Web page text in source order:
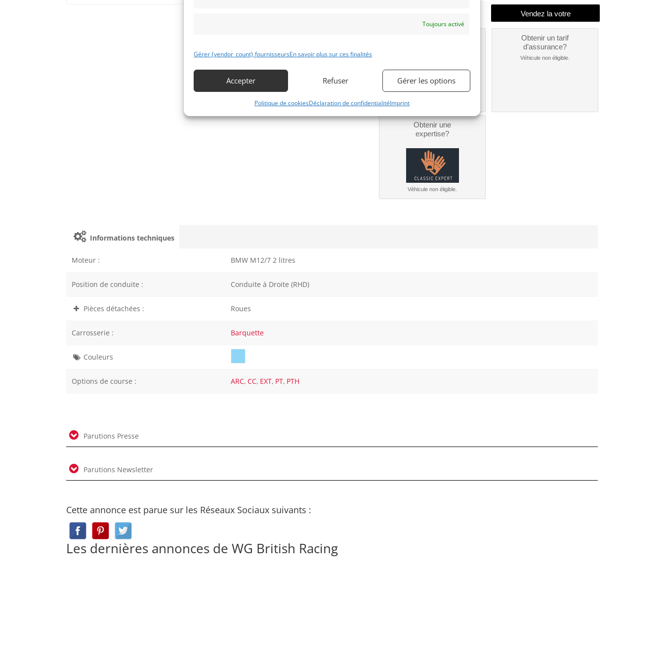
Toujours activé
Gérer {vendor_count} fournisseursEn savoir plus sur ces finalités
Accepter Refuser Gérer les options
Politique de cookiesDéclaration de confidentialitéImprint
Obtenir un tarif
d’assurance?
Véhicule non éligible.
Obtenir une
expertise?
Véhicule non éligible.
Informations techniques
Moteur : BMW M12/7 2 litres
Position de conduite : Conduite à Droite (RHD)
Pièces détachées : Roues
Carrosserie : Barquette
Couleurs
Options de course : ARC, CC, EXT, PT, PTH
Parutions Presse
Parutions Newsletter
Cette annonce est parue sur les Réseaux Sociaux suivants :
Les dernières annonces de WG British Racing